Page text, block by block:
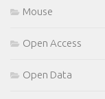
Mouse
Open Access
Open Data